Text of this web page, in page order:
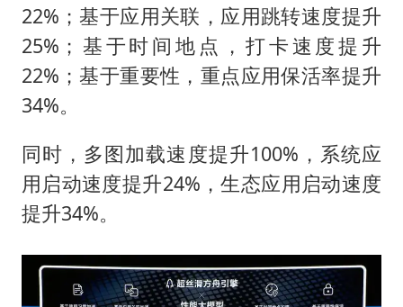
22%；基于应用关联，应用跳转速度提升
25%；基于时间地点，打卡速度提升
22%；基于重要性，重点应用保活率提升
34%。
同时，多图加载速度提升100%，系统应
用启动速度提升24%，生态应用启动速度
提升34%。